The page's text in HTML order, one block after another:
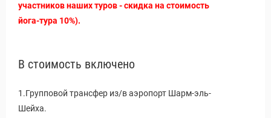
участников наших туров - скидка на стоимость
йога-тура 10%).
В стоимость включено
1.Групповой трансфер из/в аэропорт Шарм-эль-
Шейха.